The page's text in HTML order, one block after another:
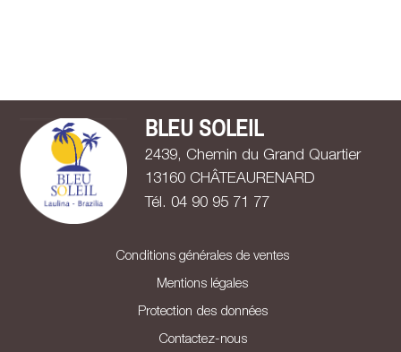
BLEU SOLEIL
2439, Chemin du Grand Quartier
13160 CHÂTEAURENARD
Tél. 04 90 95 71 77
Conditions générales de ventes
Mentions légales
Protection des données
Contactez-nous